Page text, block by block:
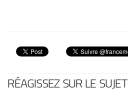
RÉAGISSEZ SUR LE SUJET